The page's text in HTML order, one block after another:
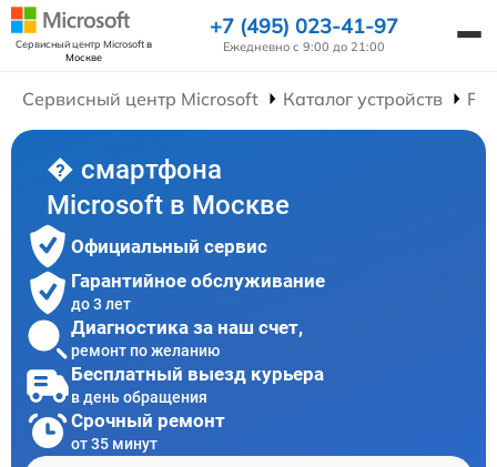
Сервисный центр Microsoftв
Москве
+7 (495) 023-41-97
Ежедневно с 9:00 до 21:00
Сервисный центр Microsoft Каталог устройств
� смартфона
Microsoft в Москве
Официальный сервис
Гарантийное обслуживание
до 3 лет
Диагностика за наш счет,
ремонт по желанию
Бесплатный выезд курьера
в день обращения
Срочный ремонт
от 35 минут